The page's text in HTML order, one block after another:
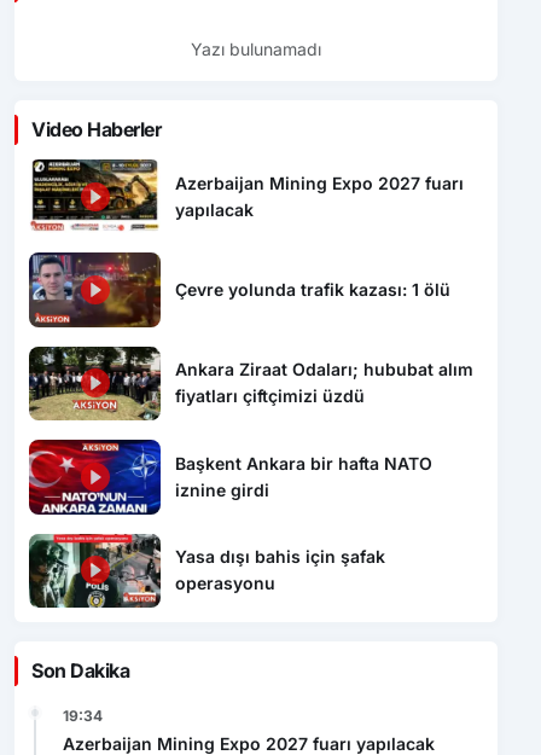
Yazı bulunamadı
Video Haberler
Azerbaijan Mining Expo 2027 fuarı
yapılacak
Çevre yolunda trafik kazası: 1 ölü
Ankara Ziraat Odaları; hububat alım
fiyatları çiftçimizi üzdü
Başkent Ankara bir hafta NATO
iznine girdi
Yasa dışı bahis için şafak
operasyonu
Son Dakika
19:34
Azerbaijan Mining Expo 2027 fuarı yapılacak